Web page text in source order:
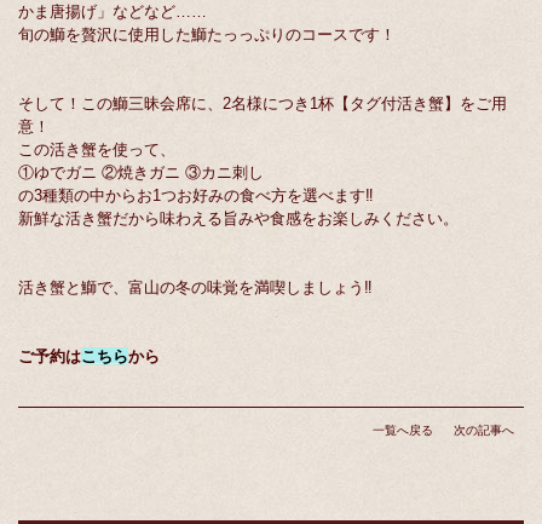
かま唐揚げ」などなど……
旬の鰤を贅沢に使用した鰤たっっぷりのコースです！
そして！この鰤三昧会席に、2名様につき1杯【タグ付活き蟹】をご用
意！
この活き蟹を使って、
①ゆでガニ ②焼きガニ ③カニ刺し
の3種類の中からお1つお好みの食べ方を選べます‼
新鮮な活き蟹だから味わえる旨みや食感をお楽しみください。
活き蟹と鰤で、富山の冬の味覚を満喫しましょう‼
ご予約はこちらから
一覧へ戻る 次の記事へ